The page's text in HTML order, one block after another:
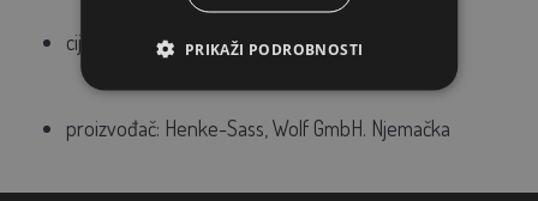
cijena po pakiranju
proizvođač: Henke-Sass, Wolf GmbH. Njemačka
PRIKAŽI PODROBNOSTI